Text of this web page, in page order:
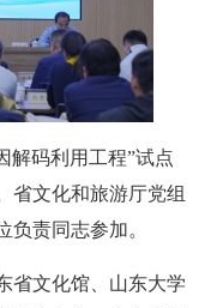
解码利用工程”试点
省文化和旅游厅党组
负责同志参加。
省文化馆、山东大学